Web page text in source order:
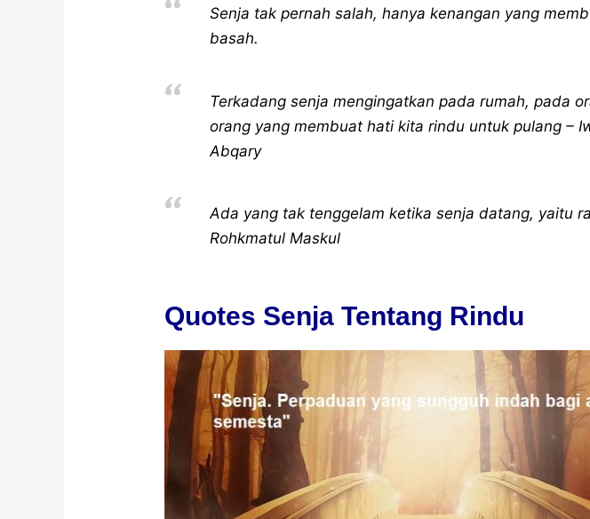
Senja tak pernah salah, hanya kenangan yang
basah.
Terkadang senja mengingatkan pada rumah, pada
orang yang membuat hati kita rindu untuk pulang –
Abqary
Ada yang tak tenggelam ketika senja datang, yaitu
Rohkmatul Maskul
Quotes Senja Tentang Rindu